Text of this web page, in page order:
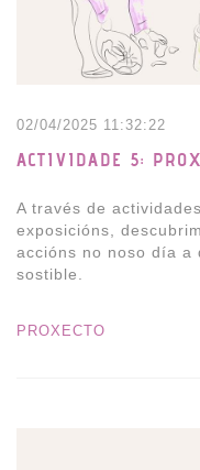
02/04/2025 11:32:22
ACTIVIDADE 5:
A través de
exposicións,
accións no noso día
sostible.
PROXECTO